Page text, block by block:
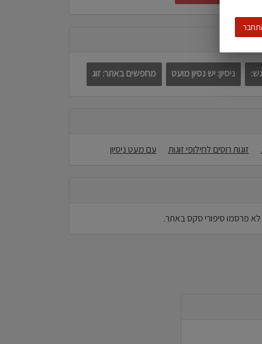
ניסיון: יש נסיון מועט מחפשים באתר: זוג
זוגות רוסים לחילופי זוגות עם מעט ניסיון